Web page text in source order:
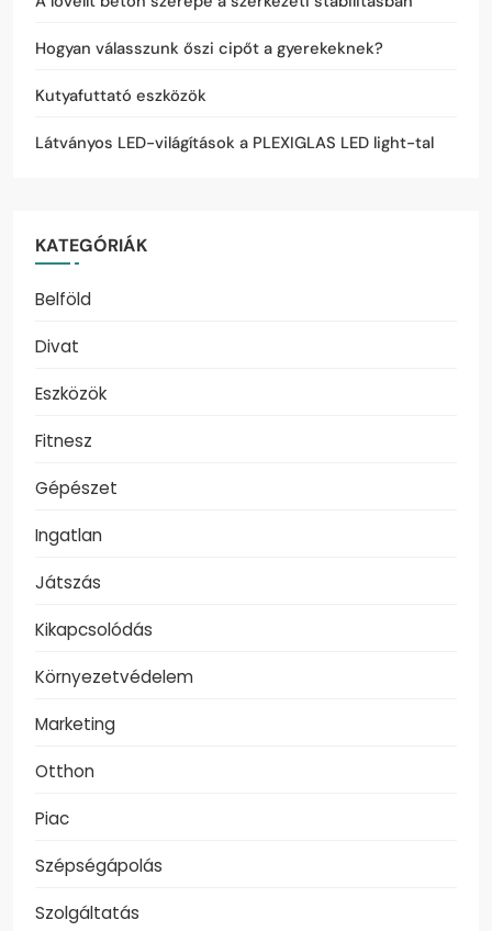
Hogyan válasszunk őszi cipőt a gyerekeknek?
Kutyafuttató eszközök
Látványos LED-világítások a PLEXIGLAS LED light-tal
KATEGÓRIÁK
Belföld
Divat
Eszközök
Fitnesz
Gépészet
Ingatlan
Játszás
Kikapcsolódás
Környezetvédelem
Marketing
Otthon
Piac
Szépségápolás
Szolgáltatás